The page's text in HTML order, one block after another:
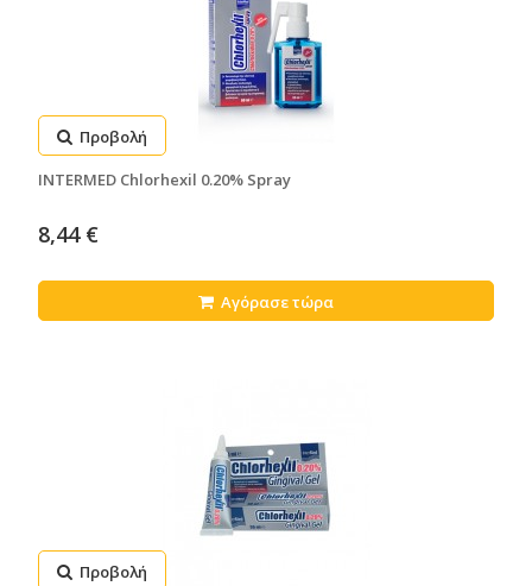
Προβολή
INTERMED Chlorhexil 0.20% Spray
8,44 €
Αγόρασε τώρα
Προβολή